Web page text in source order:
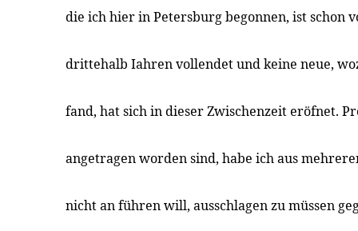
die ich hier in Petersburg begonnen, ist schon
drittehalb Iahren vollendet und keine neue,
fand, hat sich in dieser Zwischenzeit eröfnet.
angetragen worden sind, habe ich aus
nicht an führen will, ausschlagen zu müssen